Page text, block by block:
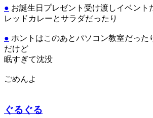
● お誕生日プレゼント受け渡しイベント
レッドカレーとサラダだったり
● ホントはこのあとパソコン教室だった
だけど
眠すぎて沈没
ごめんよ
ぐるぐる